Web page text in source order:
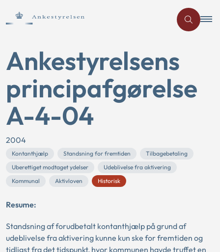
Ankestyrelsens
principafgørelse
A-4-04
2004
Kontanthjælp Standsning for fremtiden
Tilbagebetaling
Uberettiget modtaget ydelser
Udeblivelse fra aktivering
Kommunal
Aktivloven Historisk
Resume:
Standsning af forudbetalt kontanthjælp på grund af
udeblivelse fra aktivering kunne kun ske for fremtiden og
tidligst fra det tidspunkt, hvor kommunen havde truffet en